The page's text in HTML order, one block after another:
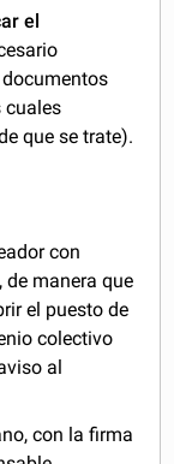
el
cuales
que se trate).
con
manera que
el puesto de
colectivo
al
con la firma